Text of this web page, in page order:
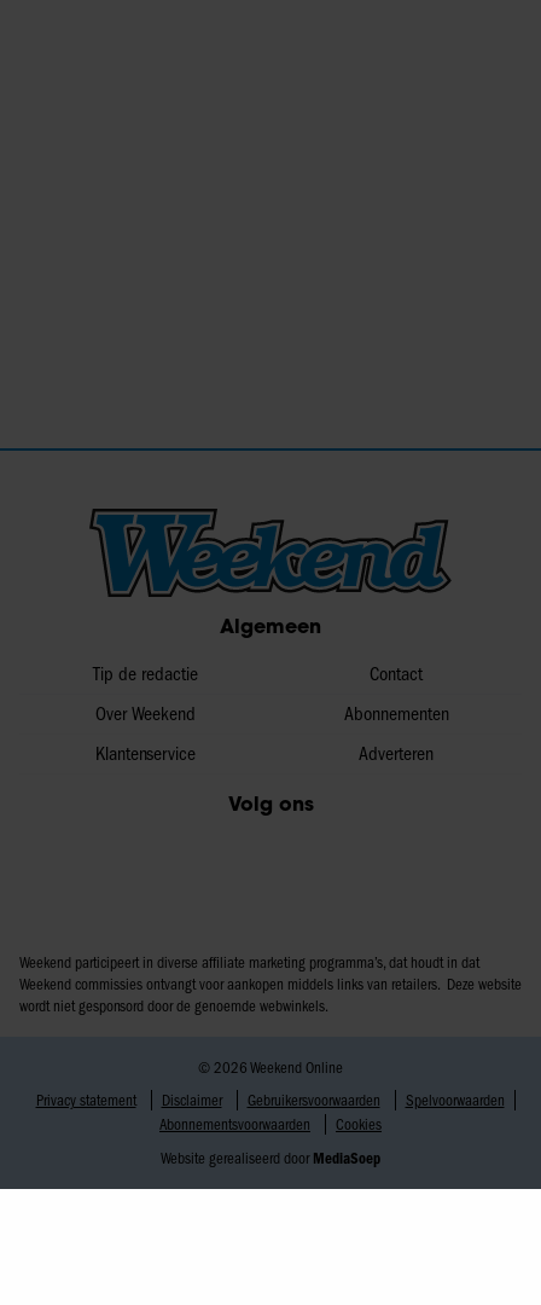
Algemeen
Tip de redactie
Over Weekend
Klantenservice
Contact
Abonnementen
Adverteren
Volg ons
Weekend participeert in diverse affiliate marketing programma’s, dat houdt in dat
Weekend commissies ontvangt voor aankopen middels links van retailers. Deze website
wordt niet gesponsord door de genoemde webwinkels.
© 2026 Weekend Online
Privacy statement
Disclaimer Gebruikersvoorwaarden
Spelvoorwaarden
Abonnementsvoorwaarden
Cookies
Website gerealiseerd door MediaSoep